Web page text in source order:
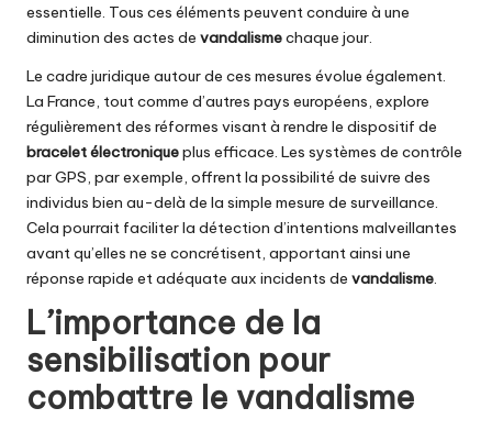
essentielle. Tous ces éléments peuvent conduire à une
diminution des actes de vandalismechaque jour.
Le cadre juridique autour de ces mesures évolue également.
La France, tout comme d’autres pays européens, explore
régulièrement des réformes visant à rendre le dispositif de
bracelet électroniqueplus efficace. Les systèmes de contrôle
par GPS, par exemple, offrent la possibilité de suivre des
individus bien au-delà de la simple mesure de surveillance.
Cela pourrait faciliter la détection d’intentions malveillantes
avant qu’elles ne se concrétisent, apportant ainsi une
réponse rapide et adéquate aux incidents de vandalisme.
L’importance de la
sensibilisation pour
combattre le vandalisme